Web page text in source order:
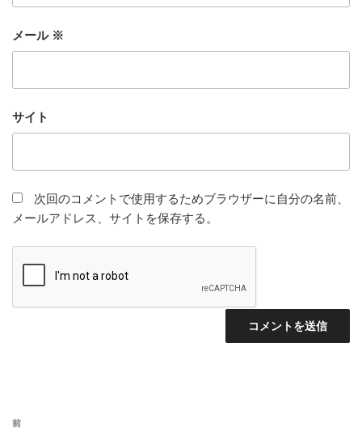
メール ※
サイト
次回のコメントで使用するためブラウザーに自分の名前、
メールアドレス、サイトを保存する。
投
前
前